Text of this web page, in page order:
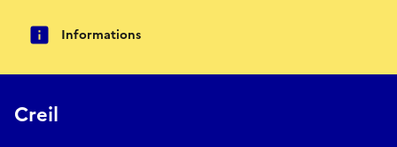
Informations
Creil